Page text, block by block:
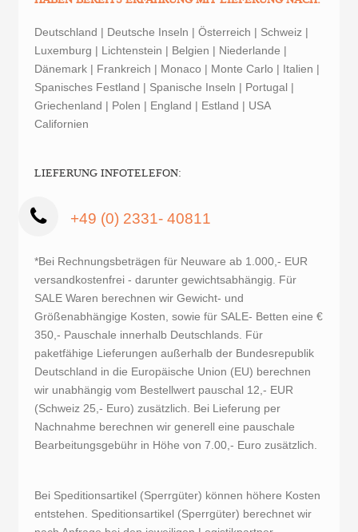
Deutschland | Deutsche Inseln | Österreich | Schweiz |
Luxemburg | Lichtenstein | Belgien | Niederlande |
Dänemark | Frankreich | Monaco | Monte Carlo | Italien |
Spanisches Festland | Spanische Inseln | Portugal |
Griechenland | Polen | England | Estland | USA
Californien
LIEFERUNG INFOTELEFON:
+49 (0) 2331- 40811
*Bei Rechnungsbeträgen für Neuware ab 1.000,- EUR
versandkostenfrei - darunter gewichtsabhängig. Für
SALE Waren berechnen wir Gewicht- und
Größenabhängige Kosten, sowie für SALE- Betten eine €
350,- Pauschale innerhalb Deutschlands. Für
paketfähige Lieferungen außerhalb der Bundesrepublik
Deutschland in die Europäische Union (EU) berechnen
wir unabhängig vom Bestellwert pauschal 12,- EUR
(Schweiz 25,- Euro) zusätzlich. Bei Lieferung per
Nachnahme berechnen wir generell eine pauschale
Bearbeitungsgebühr in Höhe von 7.00,- Euro zusätzlich.
Bei Speditionsartikel (Sperrgüter) können höhere Kosten
entstehen. Speditionsartikel (Sperrgüter) berechnet wir